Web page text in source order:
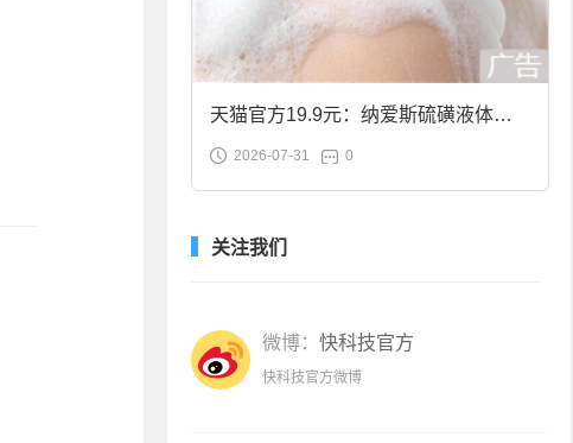
天猫官方19.9元：纳爱斯硫磺液体香
皂2斤大促
2026-07-31 0
关注我们
微博： 快科技官方
快科技官方微博